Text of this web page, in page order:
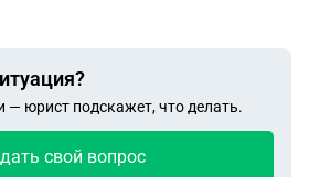
— юрист подскажет, что делать.
свой вопрос